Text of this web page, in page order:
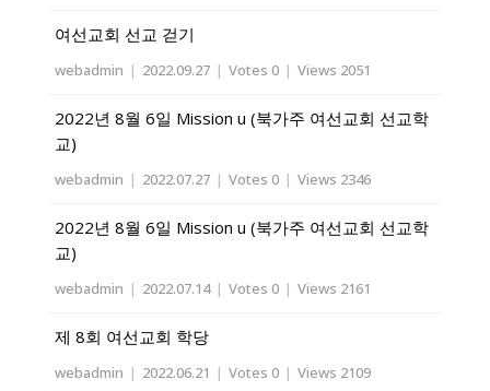
여선교회 선교 걷기
webadmin | 2022.09.27 | Votes 0 | Views 2051
2022년 8월 6일 Mission u (북가주 여선교회 선교학
교)
webadmin | 2022.07.27 | Votes 0 | Views 2346
2022년 8월 6일 Mission u (북가주 여선교회 선교학
교)
webadmin | 2022.07.14 | Votes 0 | Views 2161
제 8회 여선교회 학당
webadmin | 2022.06.21 | Votes 0 | Views 2109